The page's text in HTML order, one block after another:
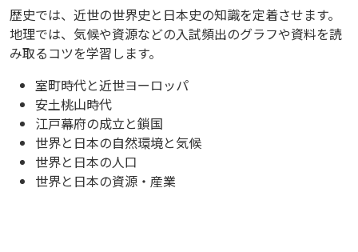
歴史では、近世の世界史と日本史の知識を定着させます。
地理では、気候や資源などの入試頻出のグラフや資料を読
み取るコツを学習します。
室町時代と近世ヨーロッパ
安土桃山時代
江戸幕府の成立と鎖国
世界と日本の自然環境と気候
世界と日本の人口
世界と日本の資源・産業